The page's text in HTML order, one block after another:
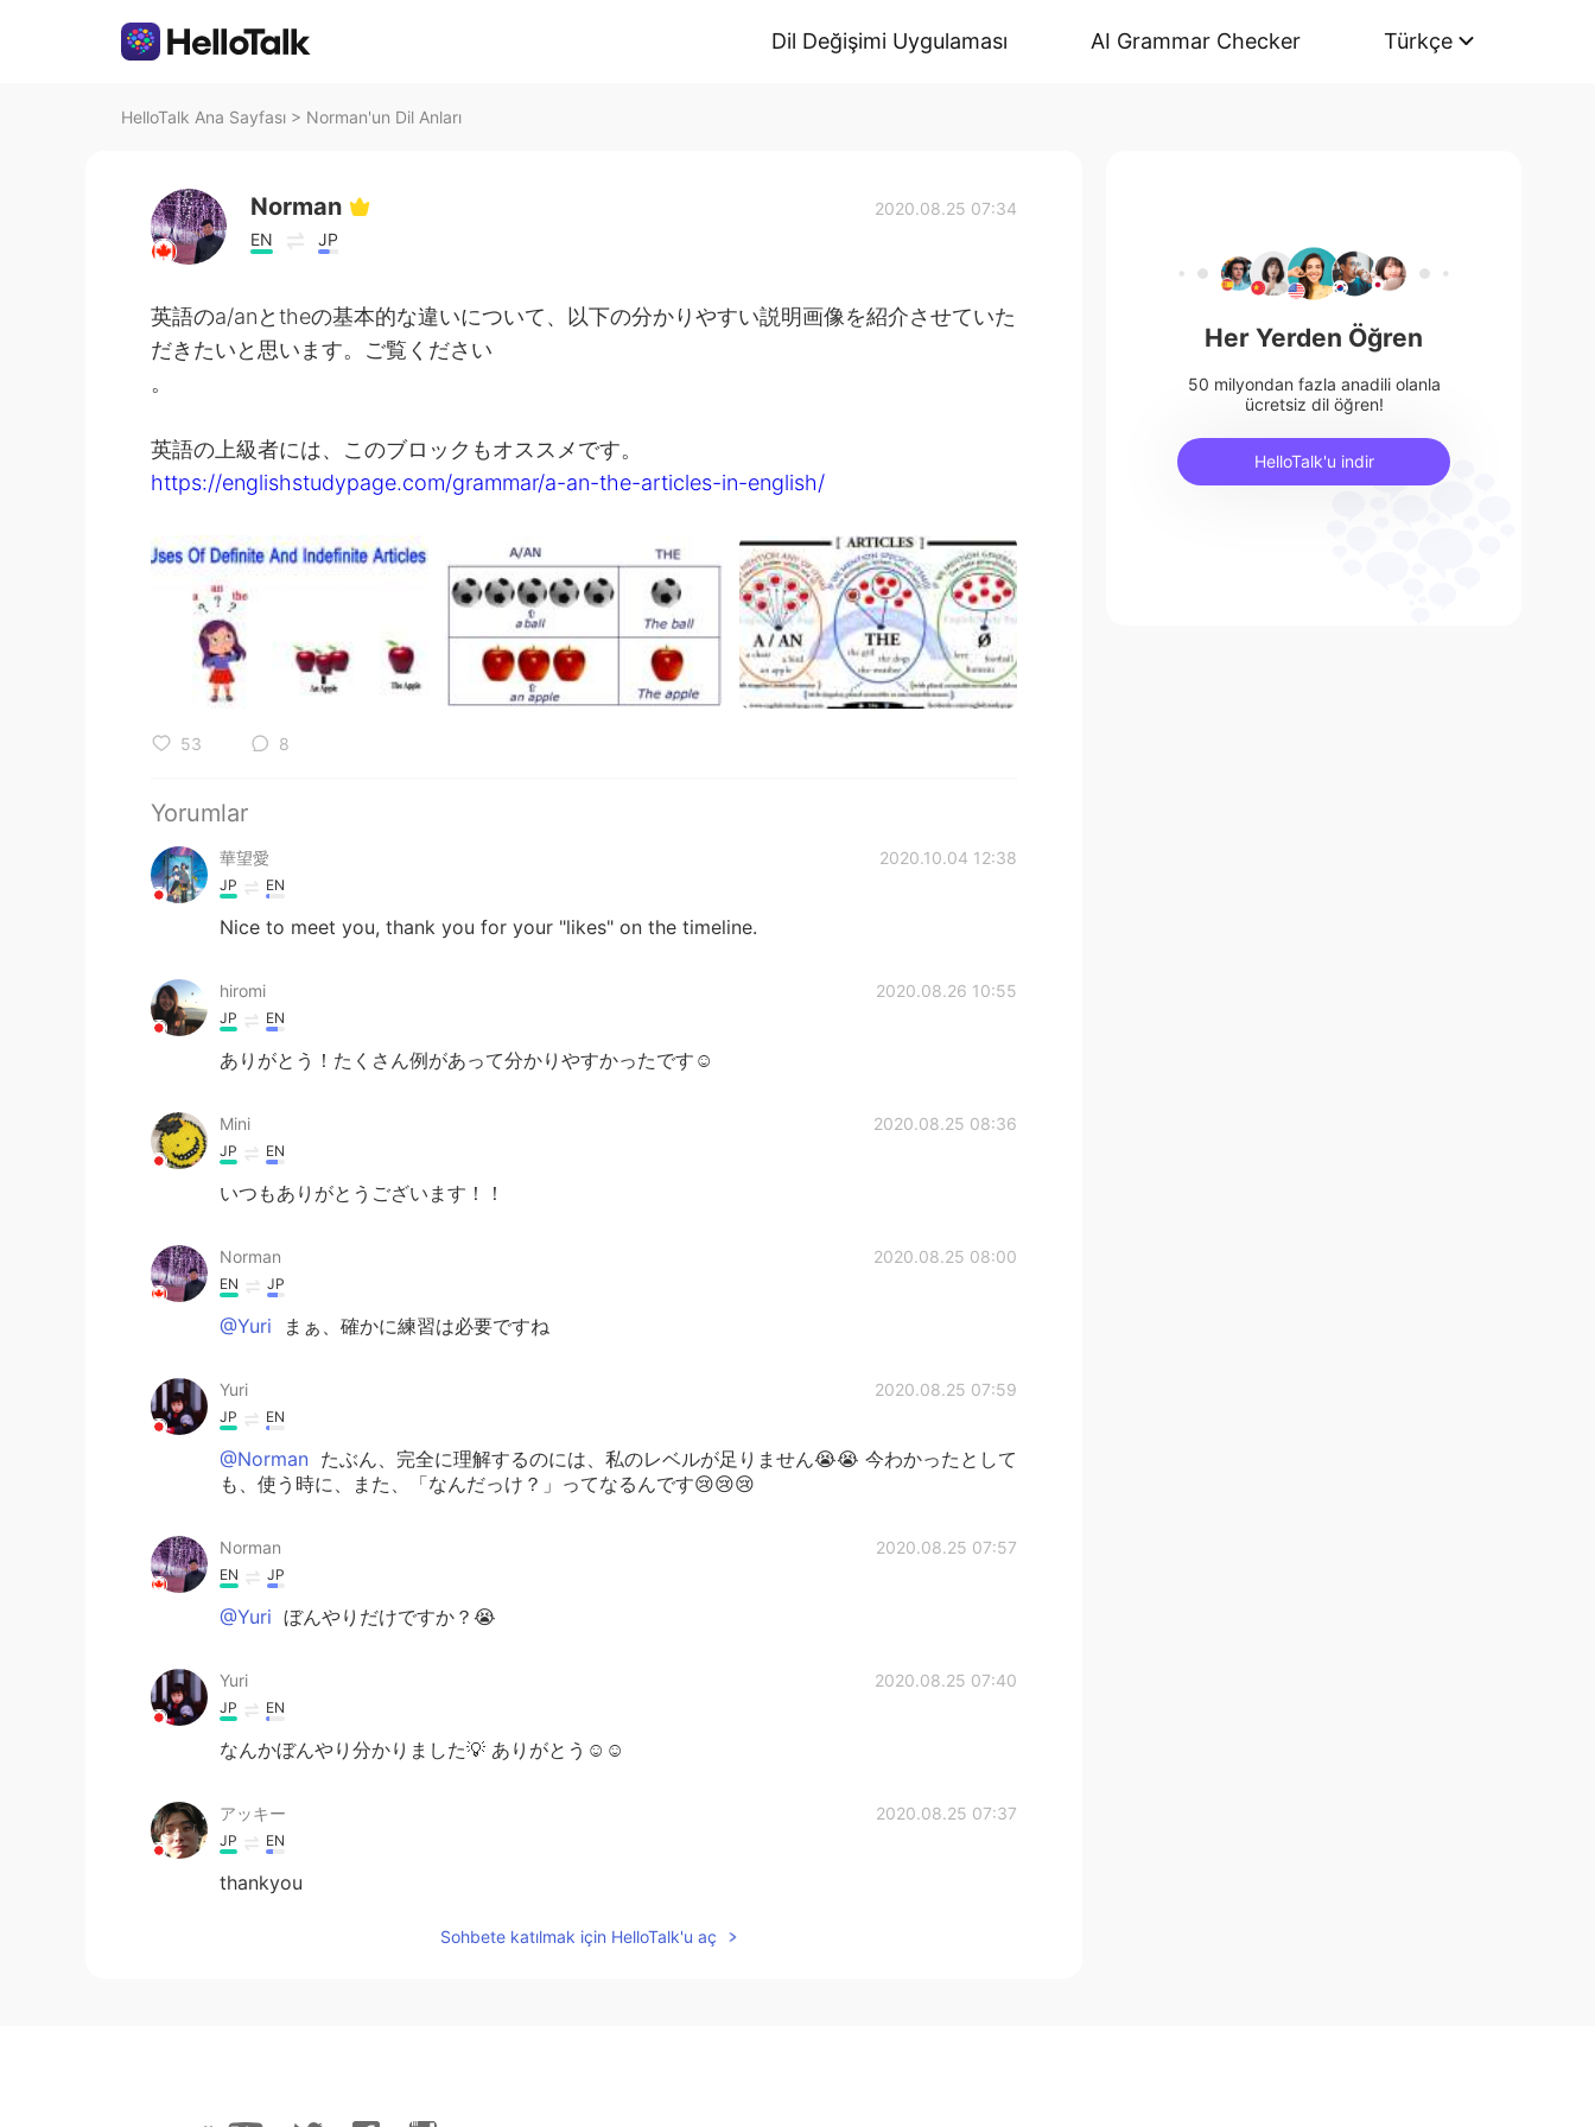
Dil Değişimi Uygulaması AI Grammar Checker Türkçe
HelloTalk Ana Sayfası > Norman'un Dil Anları
Norman
EN JP
2020.08.25 07:34
英語のa/anとtheの基本的な違いについて、以下の分かりやすい説明画像を紹介させていた
だきたいと思います。ご覧ください
。
英語の上級者には、このブロックもオススメです。
https://englishstudypage.com/grammar/a-an-the-articles-in-english/
53 8
Yorumlar
華望愛 2020.10.04 12:38
JP EN
Nice to meet you, thank you for your "likes" on the timeline.
hiromi 2020.08.26 10:55
JP EN
ありがとう！たくさん例があって分かりやすかったです☺️
Mini 2020.08.25 08:36
JP EN
いつもありがとうございます！！
Norman 2020.08.25 08:00
EN JP
@Yuri まぁ、確かに練習は必要ですね
Yuri 2020.08.25 07:59
JP EN
@Norman たぶん、完全に理解するのには、私のレベルが足りません😭😭 今わかったとして
も、使う時に、また、「なんだっけ？」ってなるんです😢😢😢
Norman 2020.08.25 07:57
EN JP
@Yuri ぼんやりだけですか？😭
Yuri 2020.08.25 07:40
JP EN
なんかぼんやり分かりました💡 ありがとう☺☺
アッキー 2020.08.25 07:37
JP EN
thankyou
Sohbete katılmak için HelloTalk'u aç
Her Yerden Öğren
50 milyondan fazla anadili olanla
ücretsiz dil öğren!
HelloTalk'u indir